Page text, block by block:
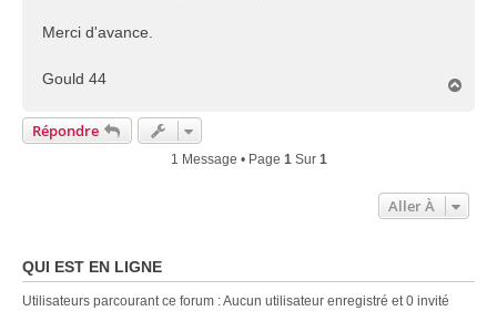
Merci d'avance.
Gould 44
Répondre
1 Message • Page 1Sur 1
Aller À
QUI EST EN LIGNE
Utilisateurs parcourant ce forum : Aucun utilisateur enregistré et 0 invité